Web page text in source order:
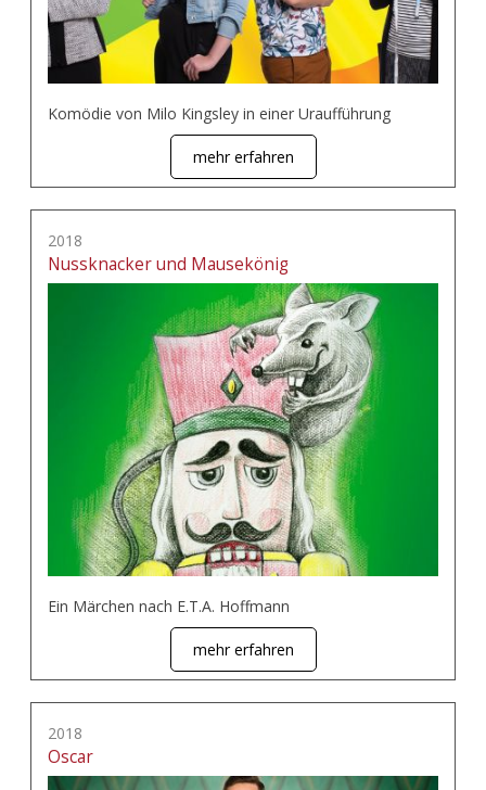
Komödie von Milo Kingsley in einer Uraufführung
mehr erfahren
2018
Nussknacker und Mausekönig
Ein Märchen nach E.T.A. Hoffmann
mehr erfahren
2018
Oscar